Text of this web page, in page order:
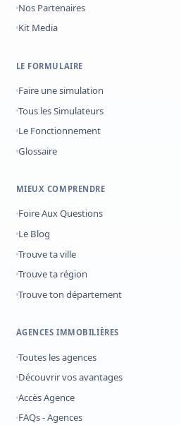
Nos Partenaires
Kit Media
LE FORMULAIRE
Faire une simulation
Tous les Simulateurs
Le Fonctionnement
Glossaire
MIEUX COMPRENDRE
Foire Aux Questions
Le Blog
Trouve ta ville
Trouve ta région
Trouve ton département
AGENCES IMMOBILIÈRES
Toutes les agences
Découvrir vos avantages
Accès Agence
FAQs - Agences